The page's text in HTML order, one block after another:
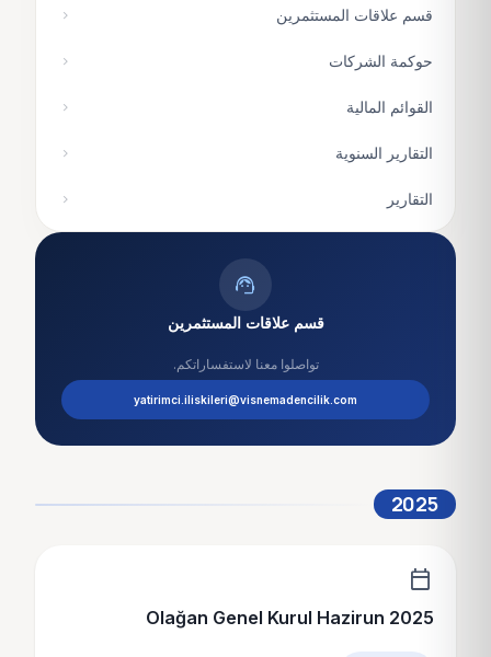
قسم علاقات المستثمرين chevron_right
حوكمة الشركات chevron_right
القوائم المالية chevron_right
التقارير السنوية chevron_right
التقارير chevron_right
support_agent
قسم علاقات المستثمرين
تواصلوا معنا لاستفساراتكم.
yatirimci.iliskileri@visnemadencilik.com
2025
calendar_today
2025 Olağan Genel Kurul Hazirun